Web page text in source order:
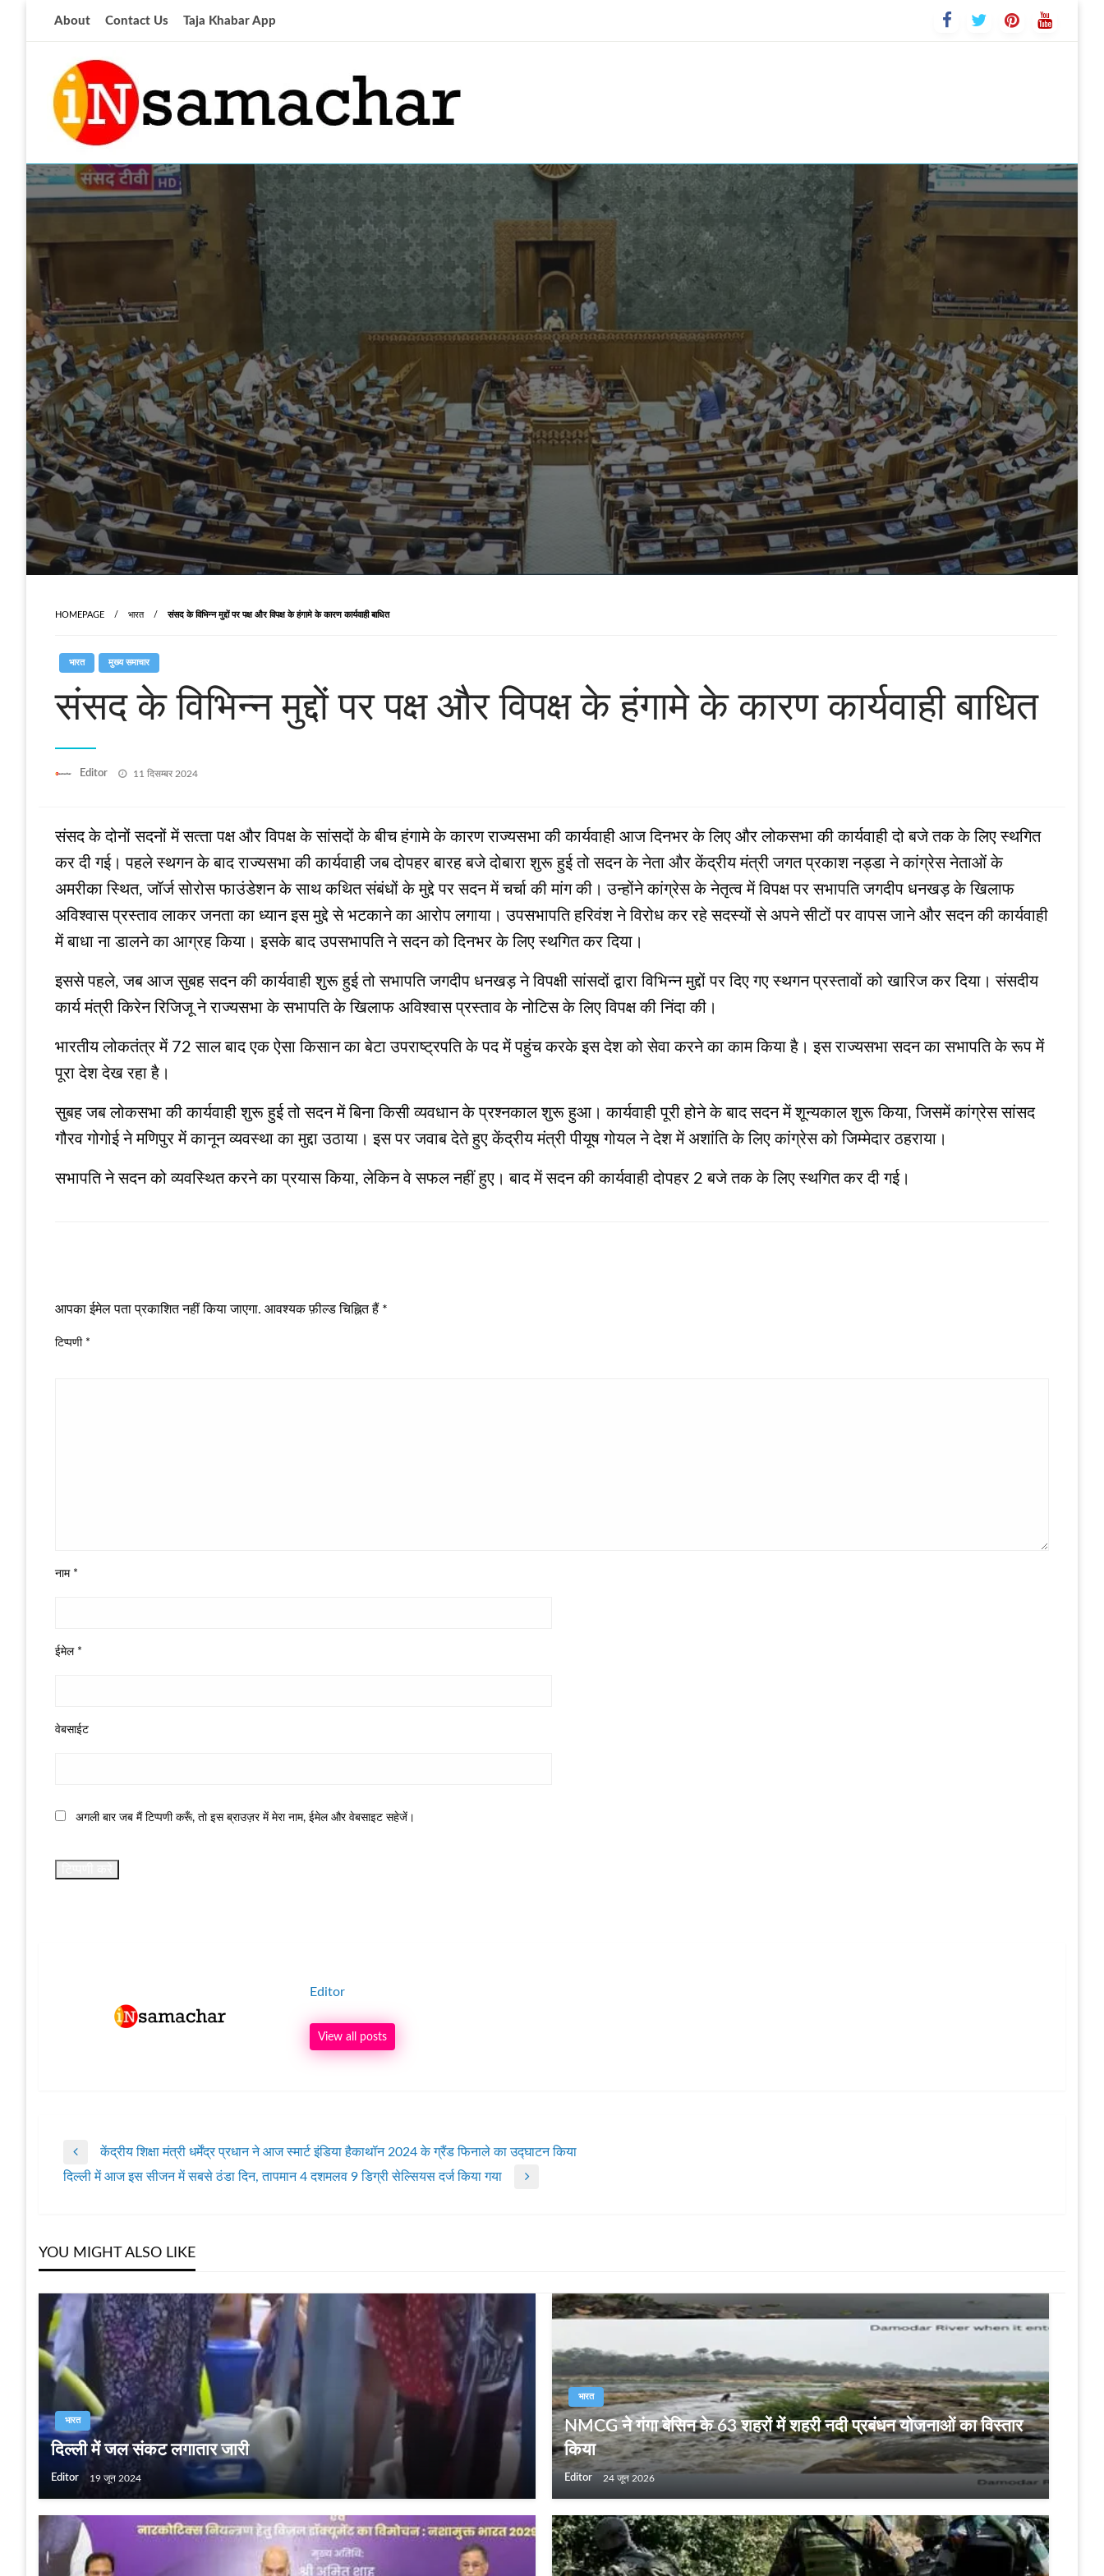
About Contact Us Taja Khabar App
insamachar
आज की ताजा खबर
HOMEPAGE भारत संसद के विभिन्न मुद्दों पर पक्ष और विपक्ष के हंगामे के कारण कार्यवाही बाधित
भारत मुख्य समाचार
संसद के विभिन्न मुद्दों पर पक्ष और विपक्ष के हंगामे के कारण कार्यवाही बाधित
Editor
Posted
11 दिसम्बर 2024
संसद के दोनों सदनों में सत्‍ता पक्ष और विपक्ष के सांसदों के बीच हंगामे के कारण राज्‍यसभा की कार्यवाही आज दिनभर के लिए और लोकसभा की कार्यवाही दो बजे तक के लिए स्‍थगित
कर दी गई। पहले स्‍थगन के बाद राज्‍यसभा की कार्यवाही जब दोपहर बारह बजे दोबारा शुरू हुई तो सदन के नेता और केंद्रीय मंत्री जगत प्रकाश नड्डा ने कांग्रेस नेताओं के
अमरीका स्थित, जॉर्ज सोरोस फाउंडेशन के साथ कथित संबंधों के मुद्दे पर सदन में चर्चा की मांग की। उन्होंने कांग्रेस के नेतृत्‍व में विपक्ष पर सभापति जगदीप धनखड़ के खिलाफ
अविश्वास प्रस्ताव लाकर जनता का ध्यान इस मुद्दे से भटकाने का आरोप लगाया। उपसभापति हरिवंश ने विरोध कर रहे सदस्यों से अपने सीटों पर वापस जाने और सदन की कार्यवाही
में बाधा ना डालने का आग्रह किया। इसके बाद उपसभापति ने सदन को दिनभर के लिए स्थगित कर दिया।
इससे पहले, जब आज सुबह सदन की कार्यवाही शुरू हुई तो सभापति जगदीप धनखड़ ने विपक्षी सांसदों द्वारा विभिन्न मुद्दों पर दिए गए स्थगन प्रस्‍तावों को खारिज कर दिया। संसदीय
कार्य मंत्री किरेन रिजिजू ने राज्यसभा के सभापति के खिलाफ अविश्वास प्रस्ताव के नोटिस के लिए विपक्ष की निंदा की।
भारतीय लोकतंत्र में 72 साल बाद एक ऐसा किसान का बेटा उपराष्ट्रपति के पद में पहुंच करके इस देश को सेवा करने का काम किया है। इस राज्यसभा सदन का सभापति के रूप में
पूरा देश देख रहा है।
सुबह जब लोकसभा की कार्यवाही शुरू हुई तो सदन में बिना किसी व्यवधान के प्रश्नकाल शुरू हुआ। कार्यवाही पूरी होने के बाद सदन में शून्यकाल शुरू किया, जिसमें कांग्रेस सांसद
गौरव गोगोई ने मणिपुर में कानून व्यवस्था का मुद्दा उठाया। इस पर जवाब देते हुए केंद्रीय मंत्री पीयूष गोयल ने देश में अशांति के लिए कांग्रेस को जिम्मेदार ठहराया।
सभापति ने सदन को व्यवस्थित करने का प्रयास किया, लेकिन वे सफल नहीं हुए। बाद में सदन की कार्यवाही दोपहर 2 बजे तक के लिए स्थगित कर दी गई।
आपका ईमेल पता प्रकाशित नहीं किया जाएगा. आवश्यक फ़ील्ड चिह्नित हैं *
टिप्पणी *
नाम *
ईमेल *
वेबसाईट
अगली बार जब मैं टिप्पणी करूँ, तो इस ब्राउज़र में मेरा नाम, ईमेल और वेबसाइट सहेजें।
Editor
View all posts
पोस्ट
Previous
Post
केंद्रीय शिक्षा मंत्री धर्मेंद्र प्रधान ने आज स्मार्ट इंडिया हैकाथॉन 2024 के ग्रैंड फिनाले का उद्घाटन किया
Next
दिल्ली में आज इस सीजन में सबसे ठंडा दिन, तापमान 4 दशमलव 9 डिग्री सेल्सियस दर्ज किया गया
YOU MIGHT ALSO LIKE
भारत
दिल्ली में जल संकट लगातार जारी
Editor 19 जून 2024
भारत
NMCG ने गंगा बेसिन के 63 शहरों में शहरी नदी प्रबंधन योजनाओं का विस्तार
किया
Editor 24 जून 2026